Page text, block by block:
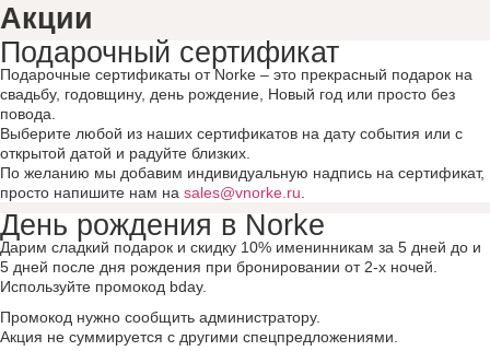
Акции
Подарочный сертификат
Подарочные сертификаты от Norke – это прекрасный подарок на
свадьбу, годовщину, день рождение, Новый год или просто без
повода.
Выберите любой из наших сертификатов на дату события или с
открытой датой и радуйте близких.
По желанию мы добавим индивидуальную надпись на сертификат,
просто напишите нам на sales@vnorke.ru
День рождения в Norke
Дарим сладкий подарок и скидку 10% именинникам за 5 дней до и
5 дней после дня рождения при бронировании от 2-х ночей.
Используйте промокод bday.
Промокод нужно сообщить администратору.
Акция не суммируется с другими спецпредложениями.